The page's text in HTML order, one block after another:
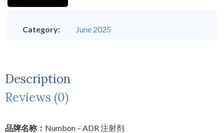
Category: June 2025
Description
Reviews (0)
品牌名称： Numbon – ADR 注射剂